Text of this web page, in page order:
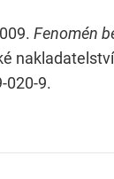
Fenomén
020-9.